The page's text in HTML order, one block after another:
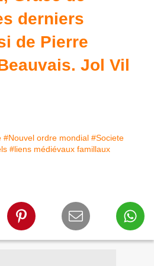
derniers
de Pierre
Jol Vil
#Nouvel ordre mondial #Societe
#liens médiévaux famillaux